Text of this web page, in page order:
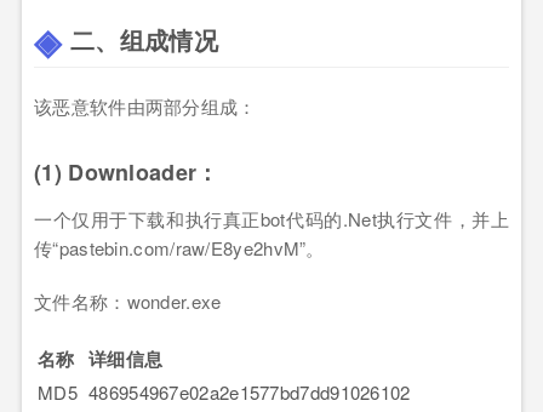
二、组成情况
该恶意软件由两部分组成：
(1) Downloader：
一个仅用于下载和执行真正bot代码的.Net执行文件，并上
传“pastebin.com/raw/E8ye2hvM”。
文件名称：wonder.exe
名称 详细信息
MD5 486954967e02a2e1577bd7dd91026102